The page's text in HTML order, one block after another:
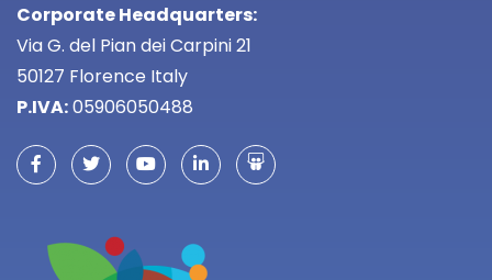
Corporate Headquarters:
Via G. del Pian dei Carpini 21
50127 Florence Italy
P.IVA:05906050488